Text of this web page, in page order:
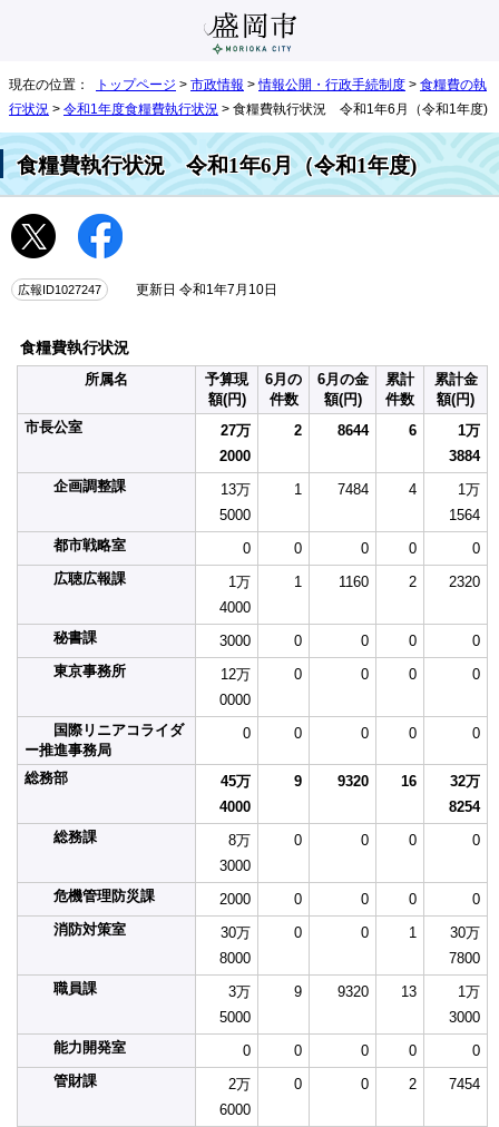
現在の位置： トップページ > 市政情報 >情報公開・行政手続制度 > 食糧費の執
行状況 > 令和1年度食糧費執行状況 > 食糧費執行状況 令和1年6月（令和1年度)
食糧費執行状況 令和1年6月（令和1年度)
広報ID1027247 更新日 令和1年7月10日
食糧費執行状況
所属名
予算現
額(円)
6月の
件数
6月の金
額(円)
累計
件数
累計金
額(円)
市長公室
27万
2000
2 8644 6
1万
3884
企画調整課
13万
5000
1 7484 4
1万
1564
都市戦略室
0 0 0 0
0
広聴広報課
1万
4000
1 1160 2 2320
秘書課 3000 0 0 0
0
東京事務所
12万
0000
0 0 0 0
国際リニアコライダ
ー推進事務局
0 0 0 0 0
総務部
45万
4000
9 9320 16
32万
8254
総務課
8万
3000
0 0 0 0
危機管理防災課 2000 0 0 0
0
消防対策室
30万
8000
0 0 1
30万
7800
職員課
3万
5000
9 9320 13
1万
3000
能力開発室
0 0 0 0
0
管財課
2万
6000
0 0 2 7454